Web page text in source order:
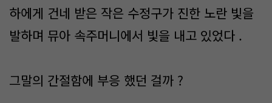
하에게 건네 받은 작은 수정구가 진한 노란 빛을
발하며 뮤아 속주머니에서 빛을 내고 있었다 .
그말의 간절함에 부응 했던 걸까 ?